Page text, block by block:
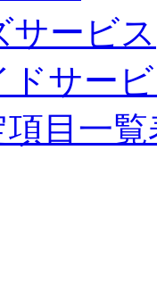
サービス
ドサー
目一覧